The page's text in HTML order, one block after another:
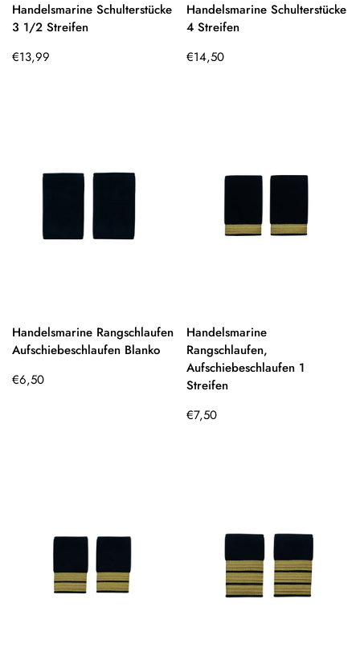
Handelsmarine Schulterstücke
3 1/2 Streifen
Regulärer
€13,99
Handelsmarine Schulterstücke
4 Streifen
Regulärer
€14,50
Handelsmarine Rangschlaufen
Aufschiebeschlaufen Blanko
Regulärer
€6,50
Handelsmarine
Rangschlaufen,
Aufschiebeschlaufen 1
Streifen
Regulärer
€7,50